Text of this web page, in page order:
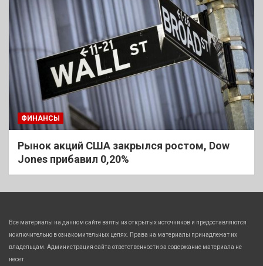
ФИНАНСЫ
Рынок акций США закрылся ростом, Dow
Jones прибавил 0,20%
Все материалы на данном сайте взяты из открытых источников и предоставляются
исключительно в ознакомительных целях. Права на материалы принадлежат их
владельцам. Администрация сайта ответственности за содержание материала не
несет.